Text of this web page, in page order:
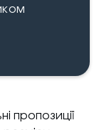
пропозиції